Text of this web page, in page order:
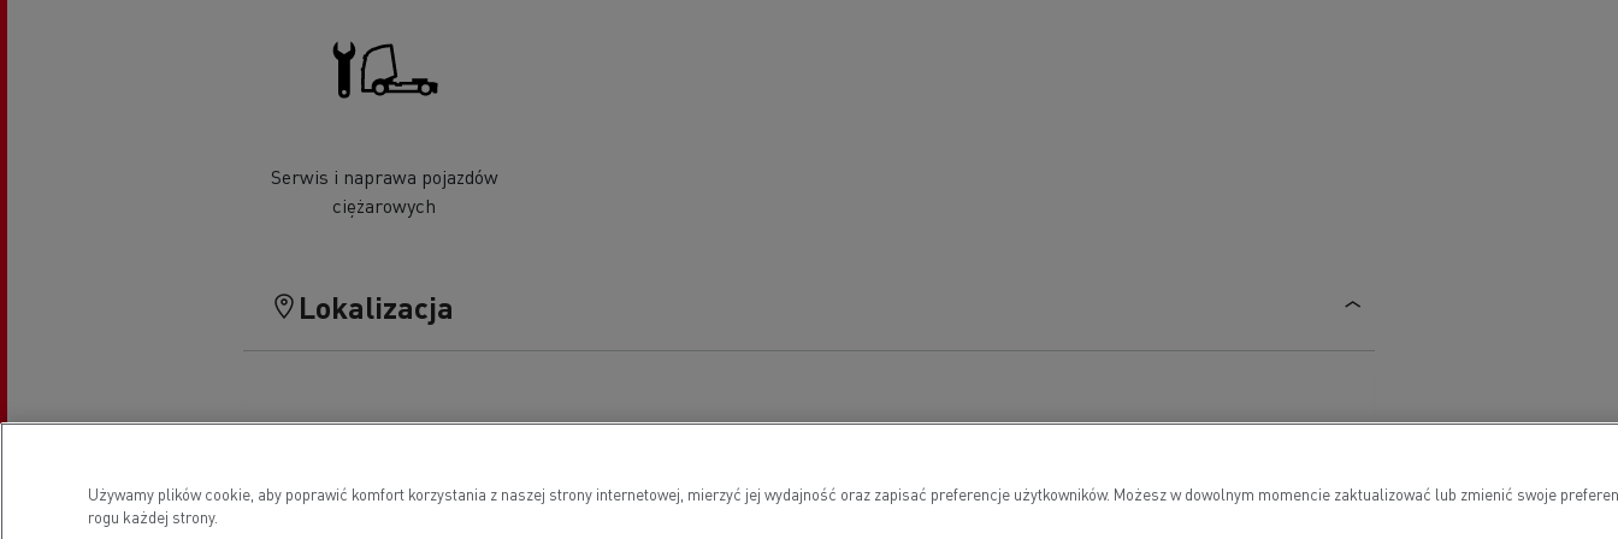
Serwis i naprawa pojazdów
ciężarowych
Lokalizacja
Używamy plików cookie, aby poprawić komfort korzystania z naszej strony internetowej, mierzyć jej wydajność oraz zapisać preferencje użytkowników. Możesz w dowolnym momencie zaktualizować lub zmienić swoje
rogu każdej strony.